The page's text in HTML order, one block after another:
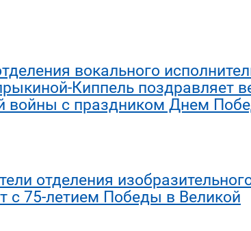
вокального
Киппель поздравляет
войны с праздником Днем
отделения
с 75-летием Победы в Великой